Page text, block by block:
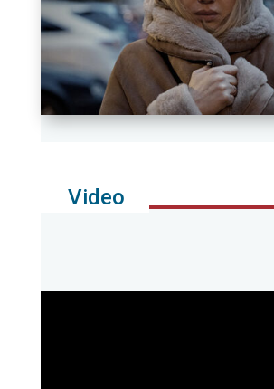
Video